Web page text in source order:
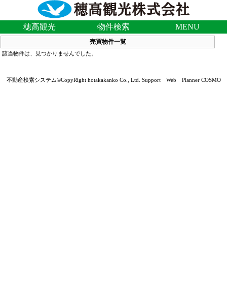
穂高観光 物件検索 MENU
売買物件一覧
該当物件は、見つかりませんでした。
不動産検索システム©CopyRight hotakakanko Co., Ltd. Support Web Planner COSMO